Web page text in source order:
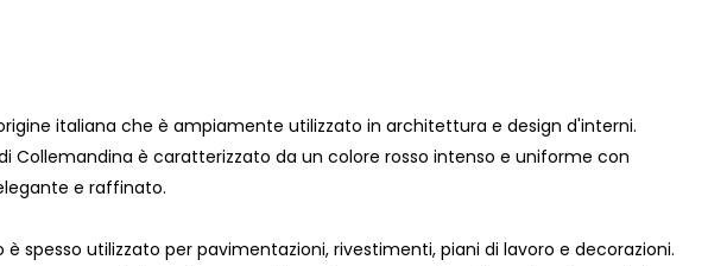
italiana che è ampiamente utilizzato in architettura e design d'interni.
Collemandina è caratterizzato da un colore rosso intenso e uniforme con
e raffinato.
spesso utilizzato per pavimentazioni, rivestimenti, piani di lavoro e decorazioni.